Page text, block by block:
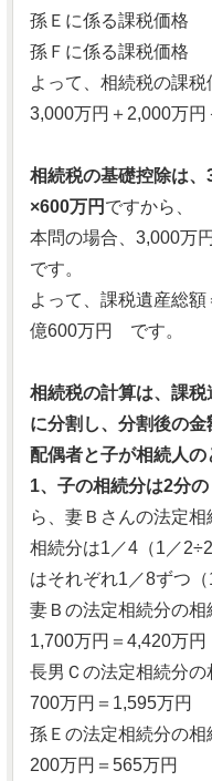
孫Ｅに係る課税価格
孫Ｆに係る課税価格
よって、相続税の課
3,000万円＋2,000万
相続税の基礎控除は
×600万円 ですから、
本問の場合、3,000万
です。
よって、課税遺産総
億600万円 です。
相続税の計算は、課
に分割し、分割後の
配偶者と子が相続人
1、子の相続分は2分の
ら、妻Ｂさんの法定
相続分は1／4（1／
はそれぞれ1／8ずつ（
妻Ｂの法定相続分の
1,700万円＝4,420万円
長男Ｃの法定相続分の
700万円＝1,595万円
孫Ｅの法定相続分の
200万円＝565万円